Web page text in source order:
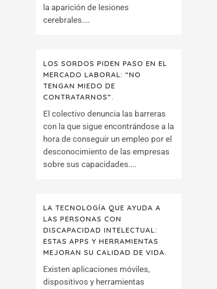
la aparición de lesiones
cerebrales....
LOS SORDOS PIDEN PASO EN EL
MERCADO LABORAL: “NO
TENGAN MIEDO DE
CONTRATARNOS”.
El colectivo denuncia las barreras
con la que sigue encontrándose a la
hora de conseguir un empleo por el
desconocimiento de las empresas
sobre sus capacidades....
LA TECNOLOGÍA QUE AYUDA A
LAS PERSONAS CON
DISCAPACIDAD INTELECTUAL:
ESTAS APPS Y HERRAMIENTAS
MEJORAN SU CALIDAD DE VIDA.
Existen aplicaciones móviles,
dispositivos y herramientas